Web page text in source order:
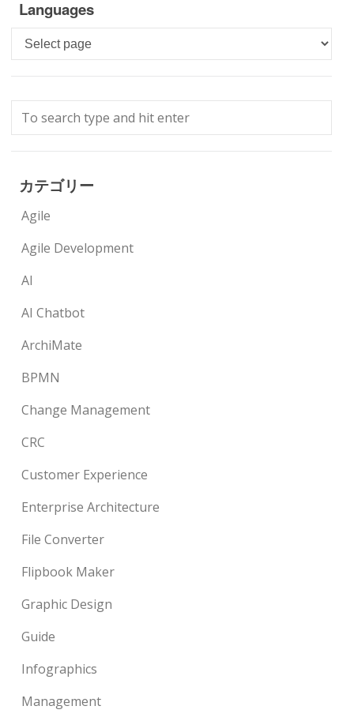
Languages
Languages
カテゴリー
Agile
Agile Development
AI
AI Chatbot
ArchiMate
BPMN
Change Management
CRC
Customer Experience
Enterprise Architecture
File Converter
Flipbook Maker
Graphic Design
Guide
Infographics
Management